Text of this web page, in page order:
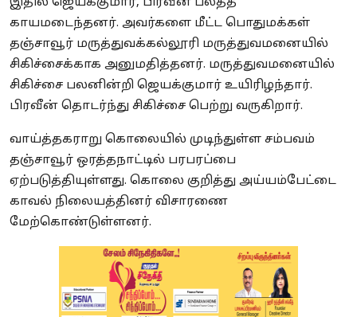
காயமடைந்தனர். அவர்களை மீட்ட பொதுமக்கள்
தஞ்சாவூர் மருத்துவக்கல்லூரி மருத்துவமனையில்
சிகிச்சைக்காக அனுமதித்தனர். மருத்துவமனையில்
சிகிச்சை பலனின்றி ஜெயக்குமார் உயிரிழந்தார்.
பிரவீன் தொடர்ந்து சிகிச்சை பெற்று வருகிறார்.
வாய்த்தகராறு கொலையில் முடிந்துள்ள சம்பவம்
தஞ்சாவூர் ஒரத்தநாட்டில் பரபரப்பை
ஏற்படுத்தியுள்ளது. கொலை குறித்து அய்யம்பேட்டை
காவல் நிலையத்தினர் விசாரணை
மேற்கொண்டுள்ளனர்.